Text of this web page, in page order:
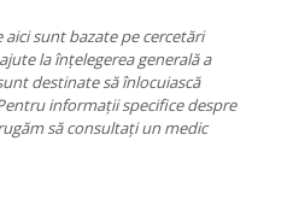
sunt bazate pe cercetări
la înțelegerea generală a
destinate să înlocuiască
informații specifice despre
să consultați un medic